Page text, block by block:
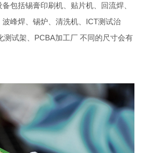
包括锡膏印刷机、贴片机、回流焊、
峰焊、锡炉、清洗机、ICT测试治
测试架、PCBA加工厂 不同的尺寸会有